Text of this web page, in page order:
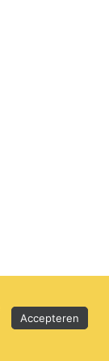
Accepteren